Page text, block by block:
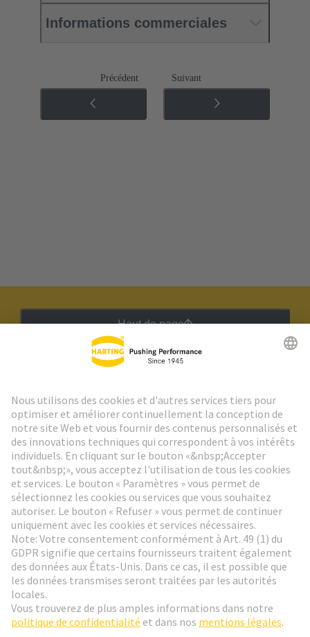
Informations commerciales
Précédent Suivant
Haut de page
Aller à l'inscription
Social Media
Suisse Français